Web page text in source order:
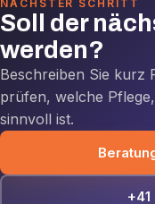
NÄCHSTER SCHRITT
Soll der
werden?
Beschreiben Sie kurz
prüfen, welche
sinnvoll ist.